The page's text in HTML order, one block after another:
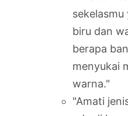
biru dan
berapa
menyukai
warna."
"Amati